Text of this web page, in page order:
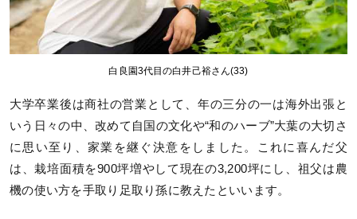
白良園3代目の白井己裕さん(33)
大学卒業後は商社の営業として、年の三分の一は海外出張と
いう日々の中、改めて自国の文化や“和のハーブ”大葉の大切さ
に思い至り、家業を継ぐ決意をしました。これに喜んだ父
は、栽培面積を900坪増やして現在の3,200坪にし、祖父は農
機の使い方を手取り足取り孫に教えたといいます。